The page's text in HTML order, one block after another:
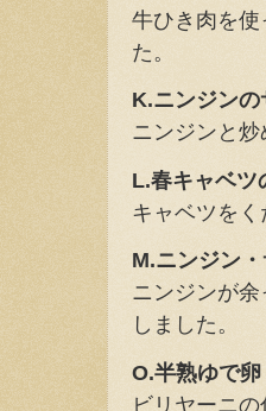
牛ひき肉を
た。
K.ニンジンの
ニンジンと
L.春キャベツ
キャベツを
M.ニンジン
ニンジンが
しました。
O.半熟ゆで卵
ビリヤーニの